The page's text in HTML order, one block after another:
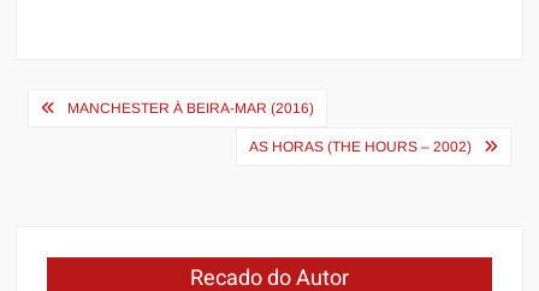
Navegação
MANCHESTER À BEIRA-MAR (2016)
AS HORAS (THE HOURS – 2002)
Recado do Autor